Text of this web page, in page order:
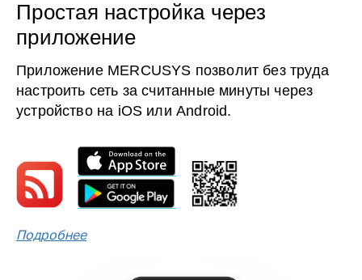
Простая настройка через
приложение
Приложение MERCUSYS позволит без труда
настроить сеть за считанные минуты через
устройство на iOS или Android.
Подробнее